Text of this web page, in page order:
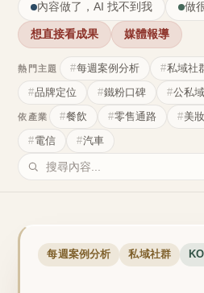
內容做了，AI 找不到我 做
想直接看成果 媒體報導
熱門主題 每週案例分析 私域社
品牌定位
鐵粉口碑 公私
依產業 餐飲 零售通路 美
電信
汽車
每週案例分析 私域社群